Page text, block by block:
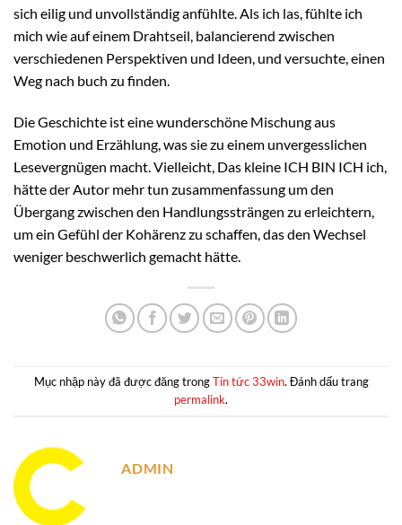
sich eilig und unvollständig anfühlte. Als ich las, fühlte ich
mich wie auf einem Drahtseil, balancierend zwischen
verschiedenen Perspektiven und Ideen, und versuchte, einen
Weg nach buch zu finden.
Die Geschichte ist eine wunderschöne Mischung aus
Emotion und Erzählung, was sie zu einem unvergesslichen
Lesevergnügen macht. Vielleicht, Das kleine ICH BIN ICH ich,
hätte der Autor mehr tun zusammenfassung um den
Übergang zwischen den Handlungssträngen zu erleichtern,
um ein Gefühl der Kohärenz zu schaffen, das den Wechsel
weniger beschwerlich gemacht hätte.
Mục nhập này đã được đăng trongTin tức 33win. Đánh dấu trang
permalink.
ADMIN